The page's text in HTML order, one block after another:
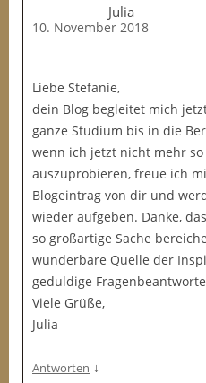
Julia
10. November 2018
Liebe Stefanie,
dein Blog begleitet mich
ganze Studium bis in die
wenn ich jetzt nicht mehr
auszuprobieren, freue ich
Blogeintrag von dir und
wieder aufgeben. Danke,
so großartige Sache
wunderbare Quelle der
geduldige
Viele Grüße,
Julia
Antworten ↓